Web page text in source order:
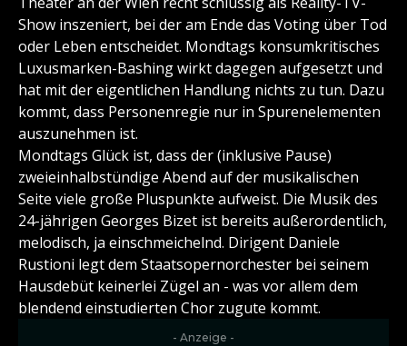
Show inszeniert, bei der am Ende das Voting über Tod
oder Leben entscheidet. Mondtags konsumkritisches
Luxusmarken-Bashing wirkt dagegen aufgesetzt und
hat mit der eigentlichen Handlung nichts zu tun. Dazu
kommt, dass Personenregie nur in Spurenelementen
auszunehmen ist.
Mondtags Glück ist, dass der (inklusive Pause)
zweieinhalbstündige Abend auf der musikalischen
Seite viele große Pluspunkte aufweist. Die Musik des
24-jährigen Georges Bizet ist bereits außerordentlich,
melodisch, ja einschmeichelnd. Dirigent Daniele
Rustioni legt dem Staatsopernorchester bei seinem
Hausdebüt keinerlei Zügel an - was vor allem dem
blendend einstudierten Chor zugute kommt.
- Anzeige -